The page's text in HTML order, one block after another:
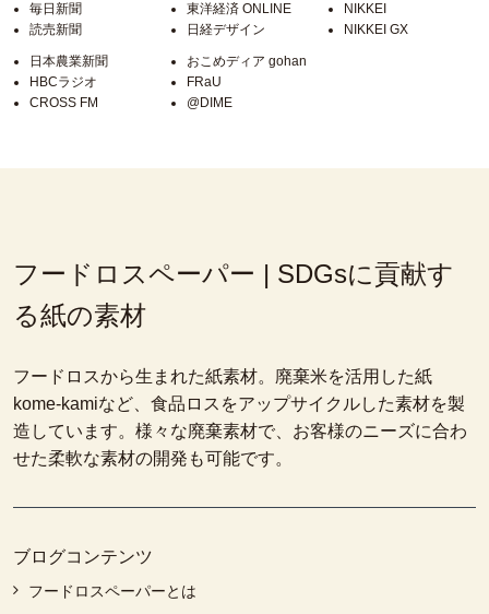
毎日新聞
読売新聞
東洋経済 ONLINE
日経デザイン
NIKKEI
NIKKEI GX
日本農業新聞
HBCラジオ
CROSS FM
おこめディア gohan
FRaU
@DIME
フードロスペーパー | SDGsに貢献す
る紙の素材
フードロスから生まれた紙素材。廃棄米を活用した紙
kome-kamiなど、食品ロスをアップサイクルした素材を製
造しています。様々な廃棄素材で、お客様のニーズに合わ
せた柔軟な素材の開発も可能です。
ブログコンテンツ
フードロスペーパーとは